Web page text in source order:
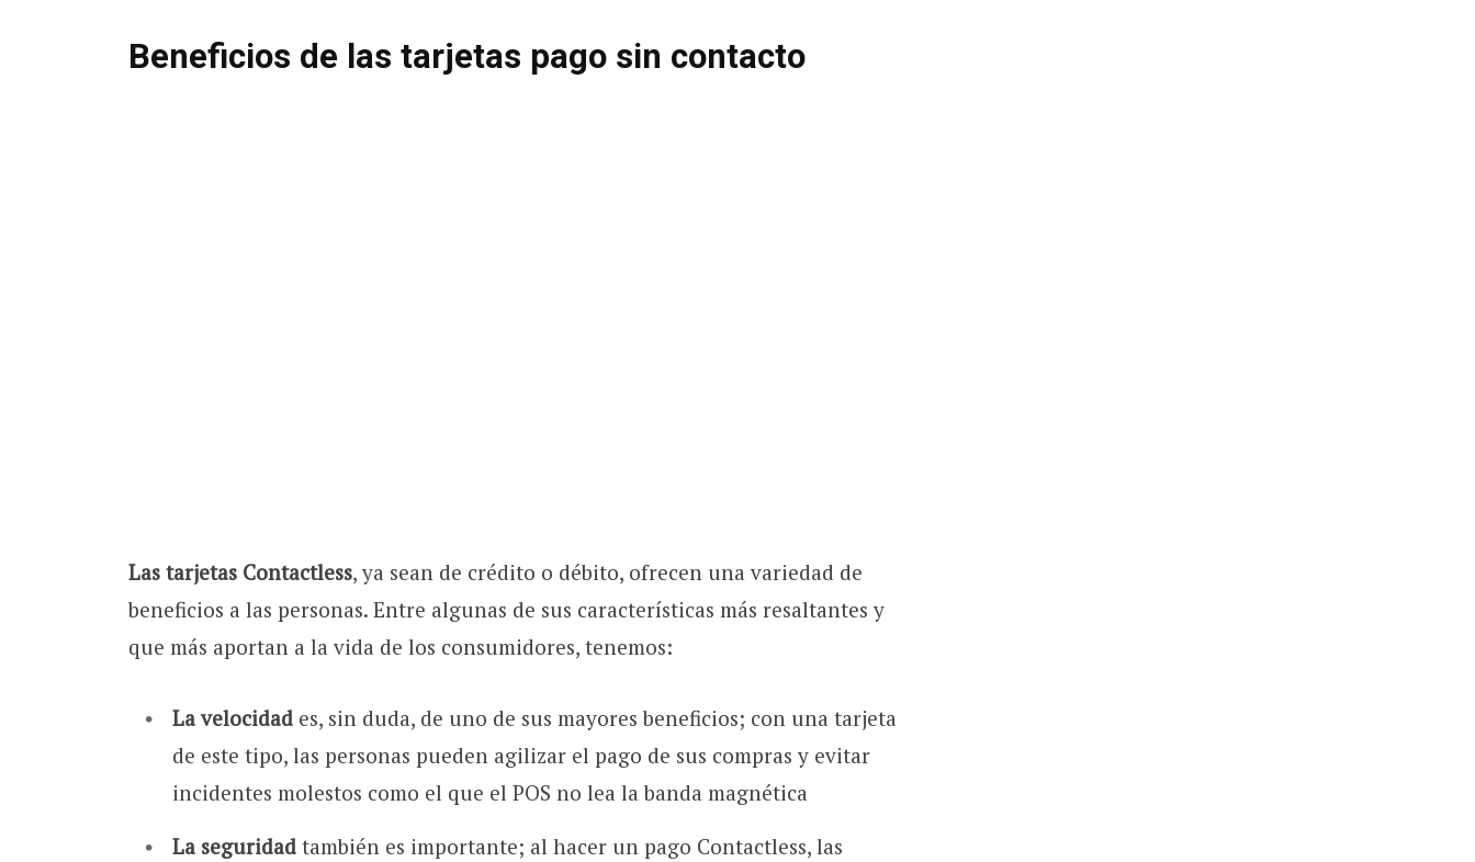
Beneficios de las tarjetas pago sin contacto
Las tarjetas Contactless, ya sean de crédito o débito, ofrecen una variedad de
beneficios a las personas. Entre algunas de sus características más resaltantes y
que más aportan a la vida de los consumidores, tenemos:
La velocidades, sin duda, de uno de sus mayores beneficios; con una tarjeta
de este tipo, las personas pueden agilizar el pago de sus compras y evitar
incidentes molestos como el que el POS no lea la banda magnética
La seguridadtambién es importante; al hacer un pago Contactless, las